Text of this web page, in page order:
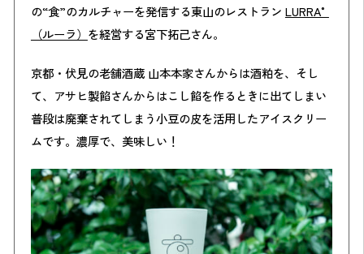
の“食”のカルチャーを発信する東山のレストラン LURRA°
（ルーラ） を経営する宮下拓己さん。
京都・伏見の老舗酒蔵 山本本家さんからは酒粕を、そし
て、アサヒ製餡さんからはこし餡を作るときに出てしまい
普段は廃棄されてしまう小豆の皮を活用したアイスクリー
ムです。濃厚で、美味しい！